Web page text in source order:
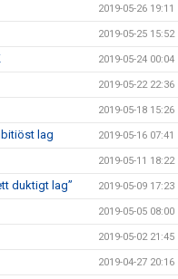
2019-05-26 19:11
2019-05-25 15:52
2019-05-24 00:04
2019-05-22 22:36
2019-05-18 15:26
lag 2019-05-16 07:41
2019-05-11 18:22
duktigt lag” 2019-05-09 17:23
2019-05-05 08:00
2019-05-02 21:45
2019-04-27 20:16